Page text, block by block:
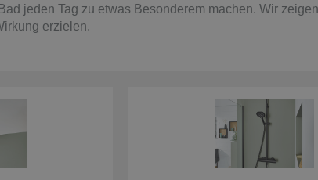
jeden Tag zu etwas Besonderem machen. Wir zeigen
erzielen.